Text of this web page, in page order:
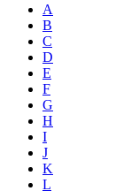
A
B
C
D
E
F
G
H
I
J
K
L